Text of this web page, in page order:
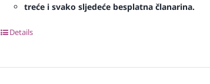
treće i svako sljedeće besplatna članarina.
Details